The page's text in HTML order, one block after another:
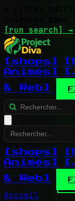
indexées
[run search] →
[shops]
Animés]
& Web]
[shops]
Animés]
& Web]
Accueil